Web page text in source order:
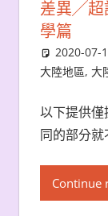
差異╱超
學篇
2020-07-
大陸地區, 大
以下提供
同的部分
Continue